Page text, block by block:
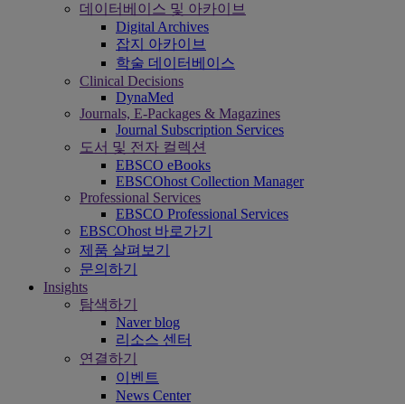
데이터베이스 및 아카이브
Digital Archives
잡지 아카이브
학술 데이터베이스
Clinical Decisions
DynaMed
Journals, E-Packages & Magazines
Journal Subscription Services
도서 및 전자 컬렉션
EBSCO eBooks
EBSCOhost Collection Manager
Professional Services
EBSCO Professional Services
EBSCOhost 바로가기
제품 살펴보기
문의하기
Insights
탐색하기
Naver blog
리소스 센터
연결하기
이벤트
News Center